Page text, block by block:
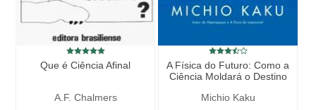
Que é Ciência Afinal
A.F. Chalmers
A Física do Futuro: Como a
Ciência Moldará o Destino
Michio Kaku